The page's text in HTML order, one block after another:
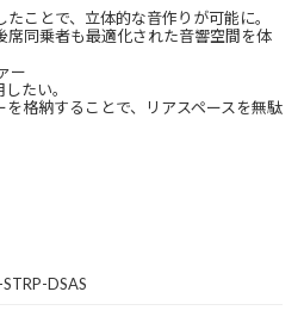
DSAS
とで、立体的な音作りが可能に。
同乗者も最適化された音響空間を体
ー
たい。
格納することで、リアスペースを無駄